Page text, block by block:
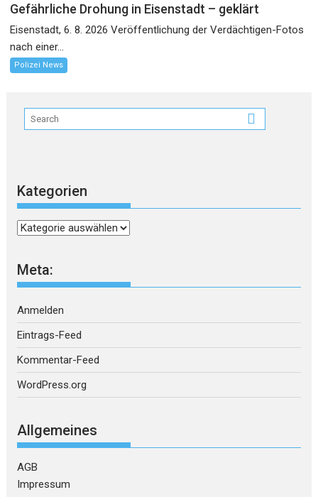
Gefährliche Drohung in Eisenstadt – geklärt
Eisenstadt, 6. 8. 2026 Veröffentlichung der Verdächtigen-Fotos
nach einer...
Polizei News
Kategorien
Kategorien
Meta:
Anmelden
Eintrags-Feed
Kommentar-Feed
WordPress.org
Allgemeines
AGB
Impressum